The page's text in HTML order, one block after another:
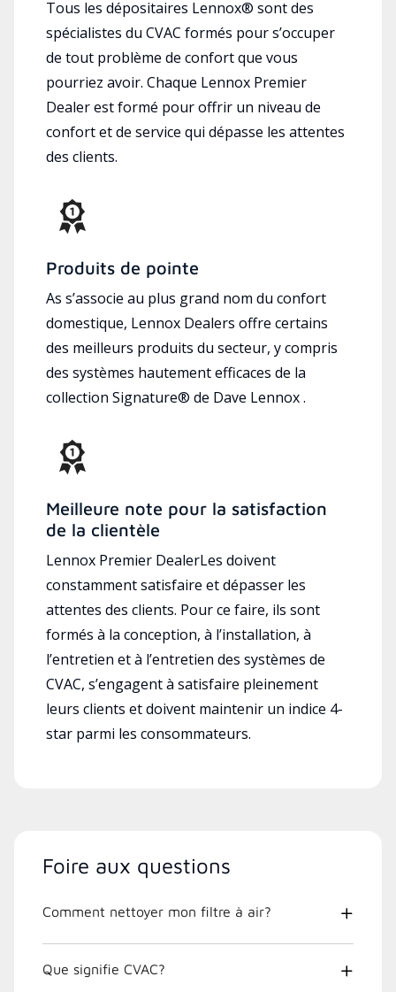
Tous les dépositaires Lennox® sont des
spécialistes du CVAC formés pour s’occuper
de tout problème de confort que vous
pourriez avoir. Chaque Lennox Premier
Dealer est formé pour offrir un niveau de
confort et de service qui dépasse les attentes
des clients.
Produits de pointe
As s’associe au plus grand nom du confort
domestique, Lennox Dealers offre certains
des meilleurs produits du secteur, y compris
des systèmes hautement efficaces de la
collection Signature® de Dave Lennox .
Meilleure note pour la satisfaction
de la clientèle
Lennox Premier DealerLes doivent
constamment satisfaire et dépasser les
attentes des clients. Pour ce faire, ils sont
formés à la conception, à l’installation, à
l’entretien et à l’entretien des systèmes de
CVAC, s’engagent à satisfaire pleinement
leurs clients et doivent maintenir un indice 4-
star parmi les consommateurs.
Foire aux questions
Comment nettoyer mon filtre à air?
Que signifie CVAC?